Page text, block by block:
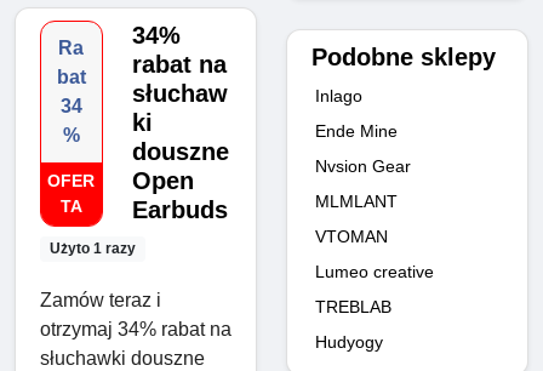
Ra
bat
34
%
OFER
TA
Użyto 1 razy
34%
rabat na
słuchaw
ki
douszne
Open
Earbuds
Zamów teraz i
otrzymaj 34% rabat na
słuchawki douszne
Podobne sklepy
Inlago
Ende Mine
Nvsion Gear
MLMLANT
VTOMAN
Lumeo creative
TREBLAB
Hudyogy